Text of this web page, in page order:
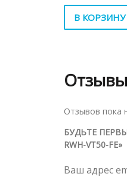
В КОРЗИНУ
Отзывы
Отзывов пока
БУДЬТЕ
RWH-VT50-FE»
Ваш адрес